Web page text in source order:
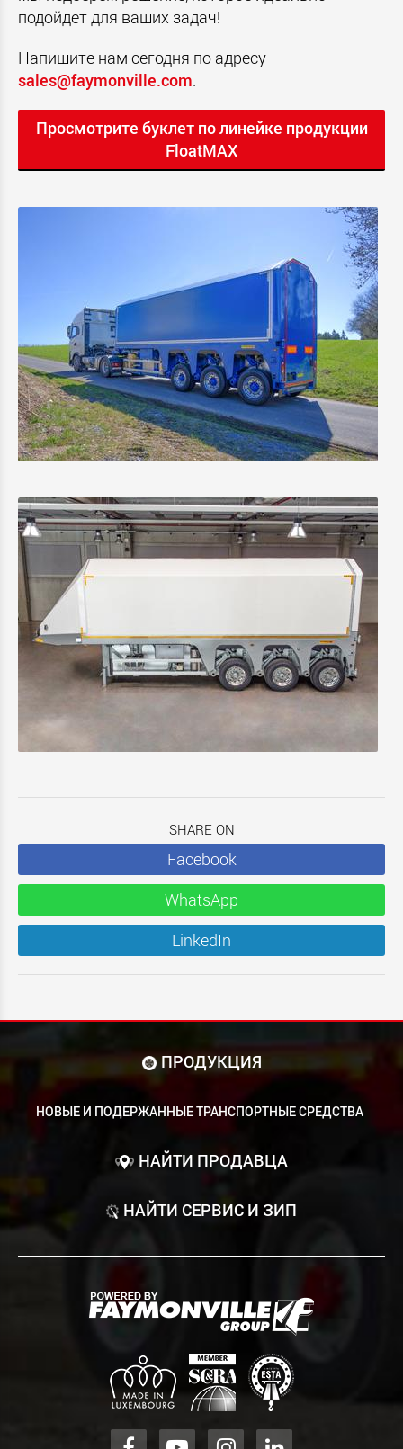
подойдет для ваших задач!
Напишите нам сегодня по адресу
sales@faymonville.com.
Просмотрите буклет по линейке продукции
FloatMAX
SHARE ON
Facebook
WhatsApp
LinkedIn
ПРОДУКЦИЯ
НОВЫЕ И ПОДЕРЖАННЫЕ ТРАНСПОРТНЫЕ СРЕДСТВА
НАЙТИ ПРОДАВЦА
НАЙТИ СЕРВИС И ЗИП